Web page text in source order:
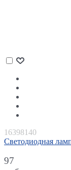
16398140
Светодиодная
97